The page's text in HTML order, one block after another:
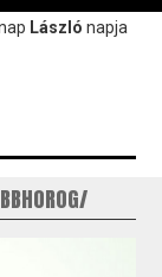
László napja